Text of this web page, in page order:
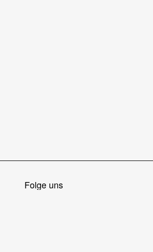
Folge uns